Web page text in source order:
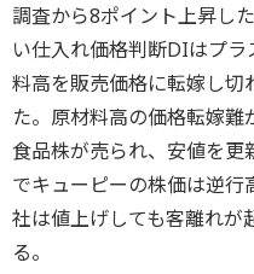
調査から8ポイント上昇し
い仕入れ価格判断DIはプ
料高を販売価格に転嫁し切
た。原材料高の価格転嫁
食品株が売られ、安値を更
でキューピーの株価は逆
社は値上げしても客離れが
る。